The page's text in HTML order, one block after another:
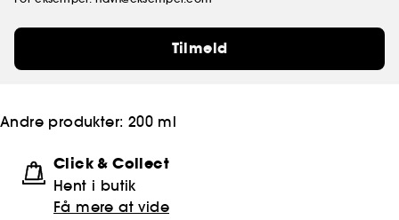
Tilmeld
Andre produkter: 200 ml
Click & Collect
Hent i butik
Få mere at vide